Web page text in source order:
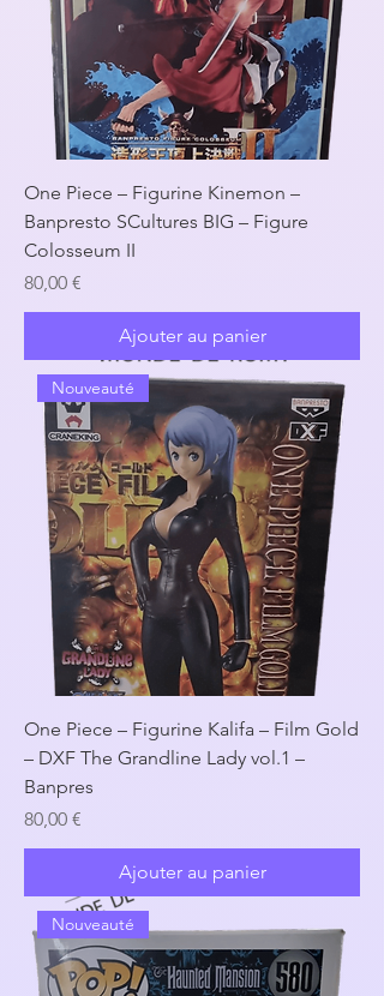
One Piece – Figurine Kinemon –
Banpresto SCultures BIG – Figure
Colosseum II
Prix
80,00 €
Ajouter au panier
Nouveauté
One Piece – Figurine Kalifa – Film Gold
– DXF The Grandline Lady vol.1 –
Banpres
Prix
80,00 €
Ajouter au panier
Nouveauté